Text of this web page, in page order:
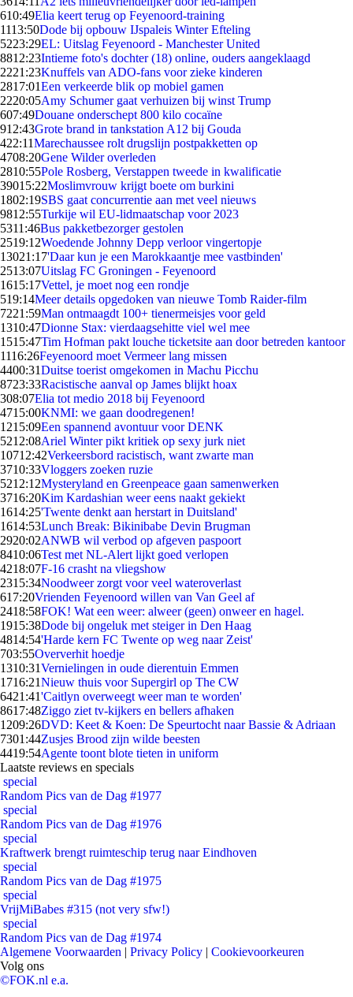
610:49Elia keert terug op Feyenoord-training
1113:50Dode bij opbouw IJspaleis Winter Efteling
5223:29EL: Uitslag Feyenoord - Manchester United
8812:23Intieme foto's dochter (18) online, ouders aangeklaagd
2221:23Knuffels van ADO-fans voor zieke kinderen
2817:01Een verkeerde blik op mobiel gamen
2220:05Amy Schumer gaat verhuizen bij winst Trump
607:49Douane onderschept 800 kilo cocaïne
912:43Grote brand in tankstation A12 bij Gouda
422:11Marechaussee rolt drugslijn postpakketten op
4708:20Gene Wilder overleden
2810:55Pole Rosberg, Verstappen tweede in kwalificatie
39015:22Moslimvrouw krijgt boete om burkini
1802:19SBS gaat concurrentie aan met veel nieuws
9812:55Turkije wil EU-lidmaatschap voor 2023
5311:46Bus pakketbezorger gestolen
2519:12Woedende Johnny Depp verloor vingertopje
13021:17'Daar kun je een Marokkaantje mee vastbinden'
2513:07Uitslag FC Groningen - Feyenoord
1615:17Vettel, je moet nog een rondje
519:14Meer details opgedoken van nieuwe Tomb Raider-film
7221:59Man ontmaagdt 100+ tienermeisjes voor geld
1310:47Dionne Stax: vierdaagsehitte viel wel mee
1515:47Tim Hofman pakt louche ticketsite aan door betreden kantoor
1116:26Feyenoord moet Vermeer lang missen
4400:31Duitse toerist omgekomen in Machu Picchu
8723:33Racistische aanval op James blijkt hoax
308:07Elia tot medio 2018 bij Feyenoord
4715:00KNMI: we gaan doodregenen!
1215:09Een spannend avontuur voor DENK
5212:08Ariel Winter pikt kritiek op sexy jurk niet
10712:42Verkeersbord racistisch, want zwarte man
3710:33Vloggers zoeken ruzie
5212:12Mysteryland en Greenpeace gaan samenwerken
3716:20Kim Kardashian weer eens naakt gekiekt
1614:25'Twente denkt aan herstart in Duitsland'
1614:53Lunch Break: Bikinibabe Devin Brugman
2920:02ANWB wil verbod op afgeven paspoort
8410:06Test met NL-Alert lijkt goed verlopen
4218:07F-16 crasht na vliegshow
2315:34Noodweer zorgt voor veel wateroverlast
617:20Vrienden Feyenoord willen van Van Geel af
2418:58FOK! Wat een weer: alweer (geen) onweer en hagel.
1915:38Dode bij ongeluk met steiger in Den Haag
4814:54'Harde kern FC Twente op weg naar Zeist'
703:55Oververhit hoedje
1310:31Vernielingen in oude dierentuin Emmen
1716:21Nieuw thuis voor Supergirl op The CW
6421:41'Caitlyn overweegt weer man te worden'
8617:48Ziggo ziet tv-kijkers en bellers afhaken
1209:26DVD: Keet & Koen: De Speurtocht naar Bassie & Adriaan
7301:44Zusjes Brood zijn wilde beesten
4419:54Agente toont blote tieten in uniform
Laatste reviews en specials
special
Random Pics van de Dag #1977
special
Random Pics van de Dag #1976
special
Kraftwerk brengt ruimteschip terug naar Eindhoven
special
Random Pics van de Dag #1975
special
VrijMiBabes #315 (not very sfw!)
special
Random Pics van de Dag #1974
Algemene Voorwaarden | Privacy Policy | Cookievoorkeuren
Volg ons
©FOK.nl e.a.